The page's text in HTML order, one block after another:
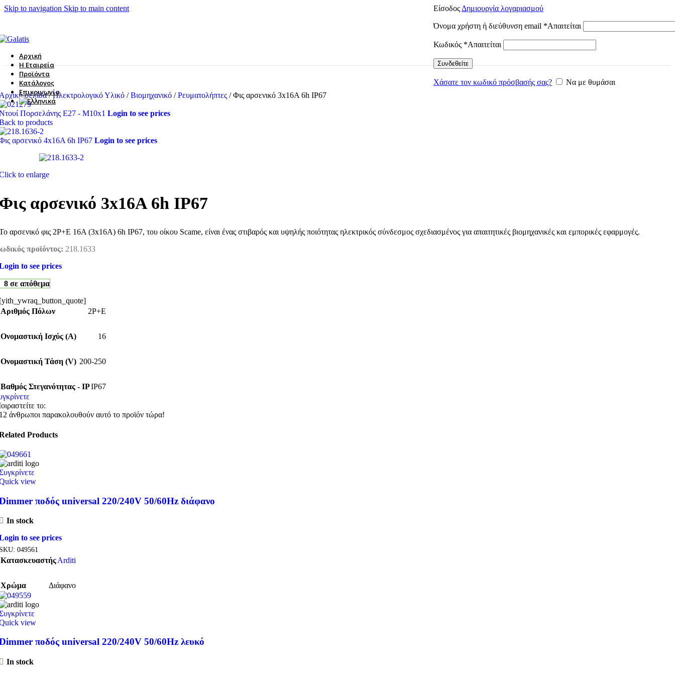
Skip to navigation Skip to main content Είσοδος Δημιουργία λογαριασμού
Όνομα χρήστη ή διεύθυνση email *Απαιτείται
Κωδικός *Απαιτείται
Συνδεθείτε
Χάσατε τον κωδικό πρόσβασής σας? Να με θυμάσαι
Αρχική
Η Εταιρεία
Προϊόντα
Κατάλογος
Επικοινωνία
σελίδα/ Ηλεκτρολογικό Υλικό / Βιομηχανικό / Ρευματολήπτες / Φις αρσενικό 3x16A 6h IP67
Πορσελάνης E27 - Μ10x1 Login to see prices
to products
αρσενικό 4x16A 6h IP67 Login to see prices
to enlarge
αρσενικό 3x16A 6h IP67
αρσενικό φις 2P+E 16A (3x16A) 6h IP67, του οίκου Scame, είναι ένας στιβαρός και υψηλής ποιότητας ηλεκτρικός σύνδεσμος σχεδιασμένος για απαιτητικές βιομηχανικές και εμπορικές εφαρμογές.
προϊόντος: 218.1633
to see prices
8 σε απόθεμα
Αριθμός Πόλων
2P+E
Ονομαστική Ισχύς (Α) 16
Ονομαστική Τάση (V) 200-250
Βαθμός Στεγανότητας - IPIP67
το:
άνθρωποι παρακολουθούν αυτό το προϊόν τώρα!
Products
view
ποδός universal 220/240V 50/60Hz διάφανο
In stock
to see prices
049561
ΚατασκευαστήςArditi
Χρώμα Διάφανο
view
ποδός universal 220/240V 50/60Hz λευκό
In stock